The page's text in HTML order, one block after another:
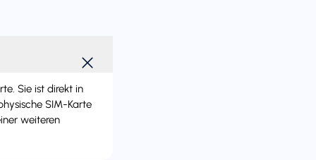
Sie ist direkt in
SIM-Karte
weiteren